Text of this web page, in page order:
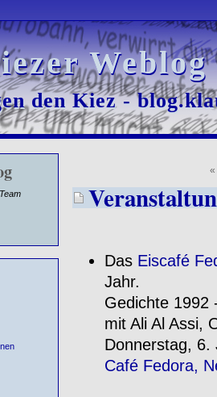
den Kiez -
den Kiez -
«
Das Eiscafé
Jahr.
Gedichte 1992
mit Ali Al Assi,
Donnerstag, 6.
Café Fedora,